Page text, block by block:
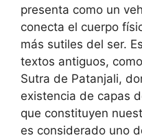
presenta como un
conecta el cuerpo
más sutiles del ser.
textos antiguos,
Sutra de Patanjali,
existencia de capas
que constituyen
es considerado uno